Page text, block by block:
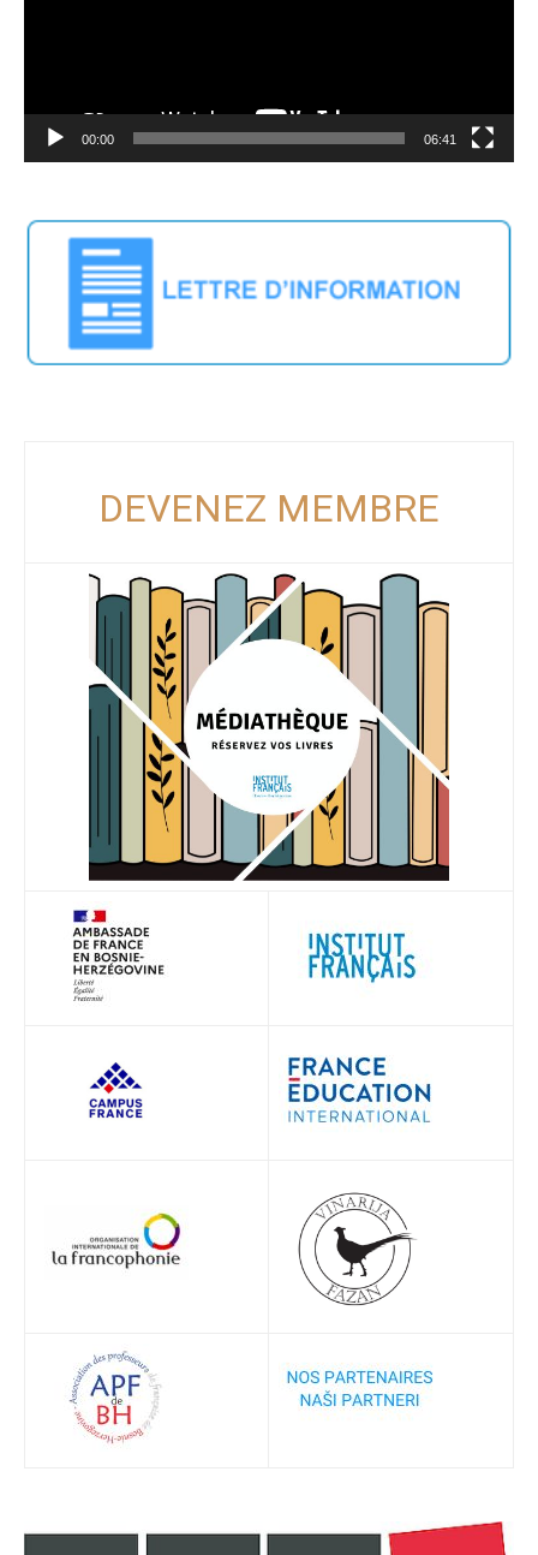
00:00 06:41
DEVENEZ MEMBRE